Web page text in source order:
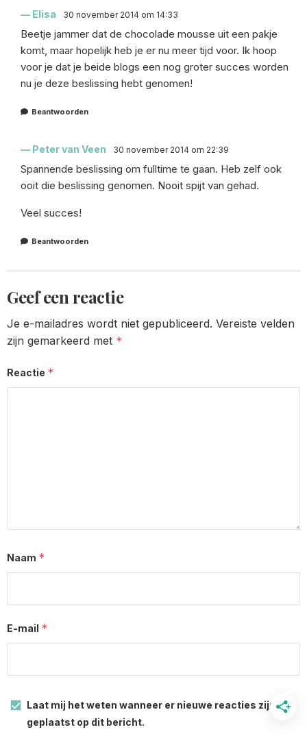
Elisa 30 november 2014 om 14:33
Beetje jammer dat de chocolade mousse uit een pakje
komt, maar hopelijk heb je er nu meer tijd voor. Ik hoop
voor je dat je beide blogs een nog groter succes worden
nu je deze beslissing hebt genomen!
Beantwoorden
Peter van Veen 30 november 2014 om 22:39
Spannende beslissing om fulltime te gaan. Heb zelf ook
ooit die beslissing genomen. Nooit spijt van gehad.
Veel succes!
Beantwoorden
Geef een reactie
Je e-mailadres wordt niet gepubliceerd. Vereiste velden
zijn gemarkeerd met *
Reactie *
Naam *
E-mail *
Laat mij het weten wanneer er nieuwe reacties zijn
geplaatst op dit bericht.